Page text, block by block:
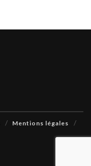
Mentions légales